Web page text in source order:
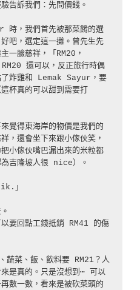
告訴我們：先問價錢。
，我們首先被那菜餚的選
吧，選定這一攤。曾先生先
一臉慈祥，「RM20，
還可以，反正旅行時偶
了炸雞和 Lemak Sayur，要
杯真的可以甜到需要打
覺得東海岸的物價是我們的
，還會坐下來跟小傢伙笑，
小傢伙嘴巴漏出來的米粒都
為吉隆坡人很 nice）。
」
要回點工錢抵銷 RM41 的傷
蔬菜、飯、飲料要 RM21？人
是真的。只是沒想到⋯ 可以
數一數，看來是被砍菜頭的